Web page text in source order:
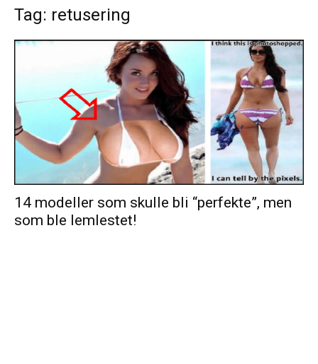
Tag: retusering
14 modeller som skulle bli “perfekte”, men
som ble lemlestet!